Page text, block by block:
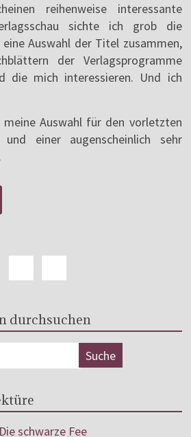
reihenweise interessante
sichte ich grob die
Auswahl der Titel zusammen,
der Verlagsprogramme
die mich interessieren. Und ich
Auswahl für den vorletzten
einer augenscheinlich sehr
durchsuchen